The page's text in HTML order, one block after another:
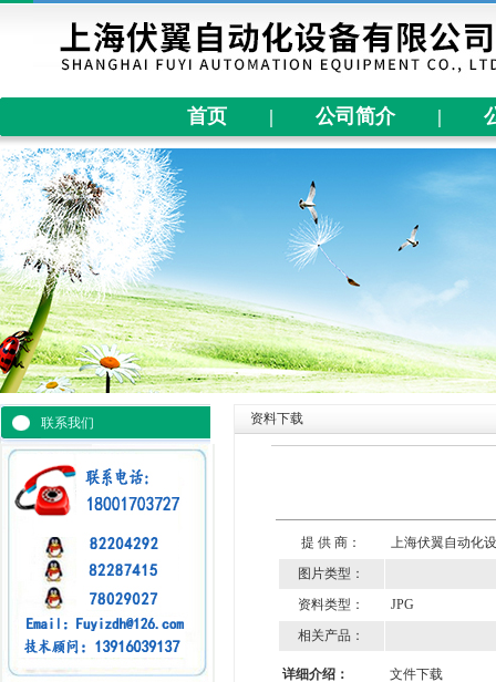
首页 | 公司简介 |
联系我们 资料下载
提 供 商：
上海伏翼自动化
图片类型：
资料类型：
JPG
相关产品：
详细介绍：
文件下载